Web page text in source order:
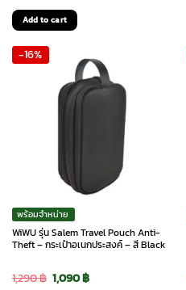
price
was:
790 ฿.
price
is:
690 ฿.
Add to cart
-16%
พร้อมจำหน่าย
WiWU รุ่น Salem Travel Pouch Anti-
Theft – กระเป๋าอเนกประสงค์ – สี Black
1,290฿ Original
1,090฿Current